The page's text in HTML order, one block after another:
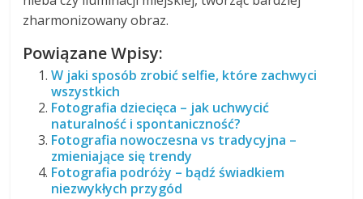
zharmonizowany obraz.
Powiązane Wpisy:
W jaki sposób zrobić selfie, które zachwyci
wszystkich
Fotografia dziecięca – jak uchwycić
naturalność i spontaniczność?
Fotografia nowoczesna vs tradycyjna –
zmieniające się trendy
Fotografia podróży – bądź świadkiem
niezwykłych przygód